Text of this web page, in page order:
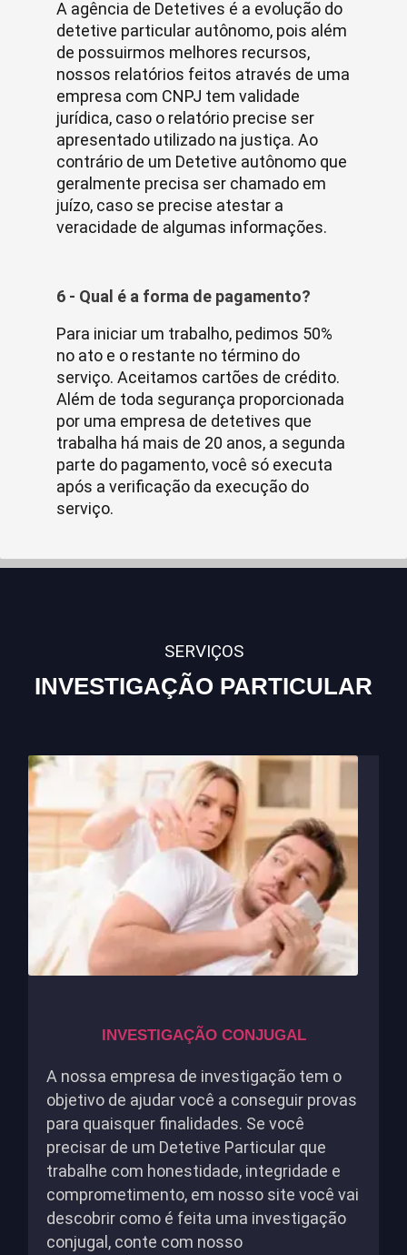
A agência de Detetives é a evolução do
detetive particular autônomo, pois além
de possuirmos melhores recursos,
nossos relatórios feitos através de uma
empresa com CNPJ tem validade
jurídica, caso o relatório precise ser
apresentado utilizado na justiça. Ao
contrário de um Detetive autônomo que
geralmente precisa ser chamado em
juízo, caso se precise atestar a
veracidade de algumas informações.
6 - Qual é a forma de pagamento?
Para iniciar um trabalho, pedimos 50%
no ato e o restante no término do
serviço. Aceitamos cartões de crédito.
Além de toda segurança proporcionada
por uma empresa de detetives que
trabalha há mais de 20 anos, a segunda
parte do pagamento, você só executa
após a verificação da execução do
serviço.
SERVIÇOS
INVESTIGAÇÃO PARTICULAR
INVESTIGAÇÃO CONJUGAL
A nossa empresa de investigação tem o
objetivo de ajudar você a conseguir provas
para quaisquer finalidades. Se você
precisar de um Detetive Particular que
trabalhe com honestidade, integridade e
comprometimento, em nosso site você vai
descobrir como é feita uma investigação
conjugal, conte com nosso